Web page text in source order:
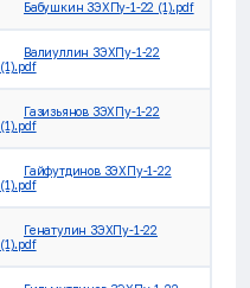
Бабушкин ЗЭХПу-1-22 (1).pdf
Валиуллин ЗЭХПу-1-22
(1).pdf
Газизьянов ЗЭХПу-1-22
(1).pdf
Гайфутдинов ЗЭХПу-1-22
(1).pdf
Генатулин ЗЭХПу-1-22
(1).pdf